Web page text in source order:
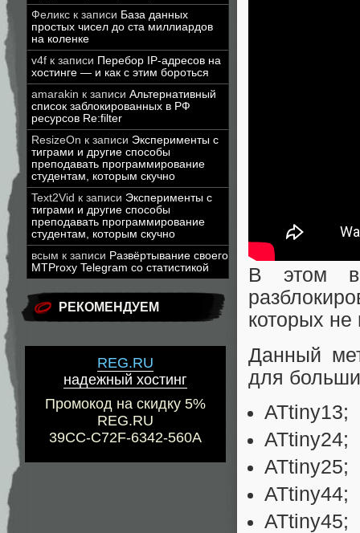
Феликс к записи База данных
простых чисел до ста миллиардов
на коленке
v4f к записи Перебор IP-адресов на
хостинге — и как с этим бороться
amarakin к записи Альтернативный
список заблокированных в РФ
ресурсов Re:filter
ResizeOn к записи Эксперименты с
тиграми и другие способы
преподавать программирование
студентам, которым скучно
Text2Vid к записи Эксперименты с
тиграми и другие способы
преподавать программирование
студентам, которым скучно
всым к записи Развёртывание своего
MTProxy Telegram со статистикой
РЕКОМЕНДУЕМ
REG.RU
надежный хостинг
Промокод на скидку 5%
REG.RU
39CC-C72F-6342-560A
В этом
которых
Данный
для
ATtiny13;
ATtiny24;
ATtiny25;
ATtiny44;
ATtiny45;